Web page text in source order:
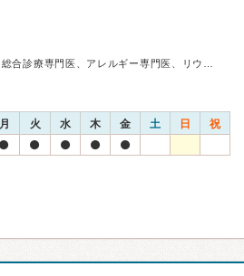
総合診療専門医、アレルギー専門医、リウ…
月 火 水 木 金 土 日 祝